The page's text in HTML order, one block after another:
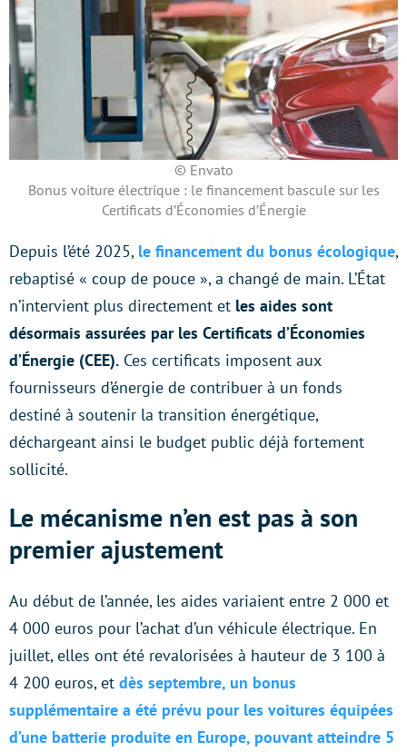
© Envato
Bonus voiture électrique : le financement bascule sur les
Certificats d’Économies d’Énergie
Depuis l’été 2025, le financement du bonus écologique,
rebaptisé « coup de pouce », a changé de main. L’État
n’intervient plus directement et les aides sont
désormais assurées par les Certificats d’Économies
d’Énergie (CEE). Ces certificats imposent aux
fournisseurs d’énergie de contribuer à un fonds
destiné à soutenir la transition énergétique,
déchargeant ainsi le budget public déjà fortement
sollicité.
Le mécanisme n’en est pas à son
premier ajustement
Au début de l’année, les aides variaient entre 2 000 et
4 000 euros pour l’achat d’un véhicule électrique. En
juillet, elles ont été revalorisées à hauteur de 3 100 à
4 200 euros, et dès septembre, un bonus
supplémentaire a été prévu pour les voitures équipées
d’une batterie produite en Europe, pouvant atteindre 5